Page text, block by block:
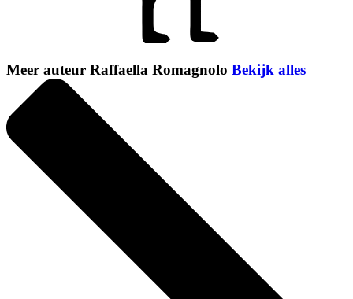
Meer auteur Raffaella Romagnolo Bekijk alles